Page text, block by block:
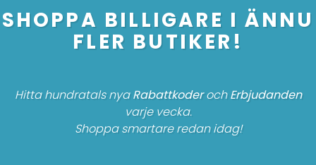
SHOPPA BILLIGARE I ÄNNU
FLER BUTIKER!
Hitta hundratals nyaRabattkoderochErbjudanden
varje vecka.
Shoppa smartare redan idag!